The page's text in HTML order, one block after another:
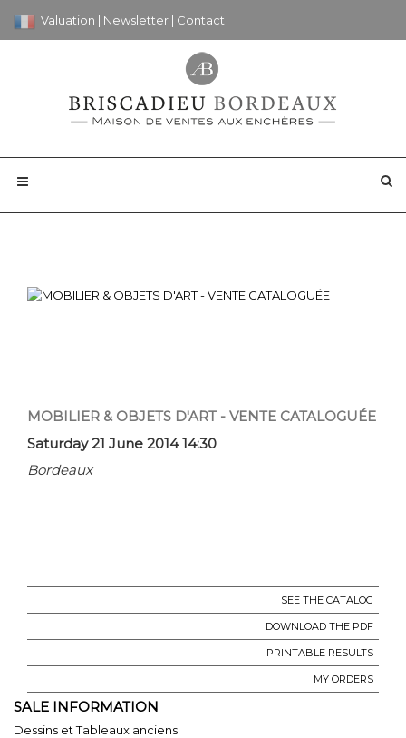
Valuation | Newsletter | Contact
MOBILIER & OBJETS D'ART - VENTE CATALOGUÉE
Saturday 21 June 2014 14:30
Bordeaux
SEE THE CATALOG
DOWNLOAD THE PDF
PRINTABLE RESULTS
MY ORDERS
SALE INFORMATION
Dessins et Tableaux anciens